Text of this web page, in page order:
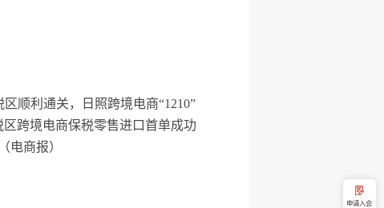
顺利通关，日照跨境电商“1210”
跨境电商保税零售进口首单成功
电商报）
申请入会